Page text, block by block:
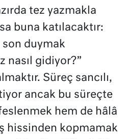
tez yazmakla
buna katılacaktır:
son duymak
nasıl gidiyor?”
Süreç sancılı,
ancak bu süreçte
hem de hâlâ
hissinden kopmamak